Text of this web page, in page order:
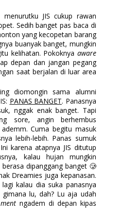
JIS cukup rawan
Sedih banget pas baca di
yang kecopetan barang
buanyak banget, mungkin
kelihatan. Pokoknya aware
depan dan jangan pegang
saat berjalan di luar area
diomongin sama alumni
PANAS BANGET. Panasnya
nggak enak banget. Tapi
sore, angin berhembus
Cuma begitu masuk
lebih-lebih. Panas sumuk
karena atapnya JIS ditutup
kalau hujan mungkin
dipanggang banget 🥲
Dreamies juga kepanasan.
kalau dia suka panasnya
gimana lu, dah? Lu aja udah
ment ngadem di depan kipas